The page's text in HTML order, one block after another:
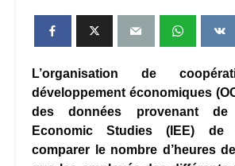
L’organisation de
développement économiques
des données provenant de
Economic Studies (IEE) de
comparer le nombre d’heures